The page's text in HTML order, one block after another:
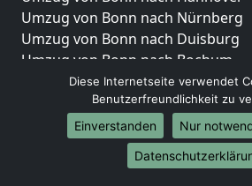
Umzug von Bonn nach Nürnberg
Umzug von Bonn nach Duisburg
Umzug von Bonn nach Bochum
Umzug von Bonn nach Wuppertal
Umzug von Bonn nach Bielefeld
Umzug von Bonn nach Bonn
Umzug von Bonn nach Münster
Diese Internetseite verwendet
Benutzerfreundlichkeit zu
Einverstanden
Nur